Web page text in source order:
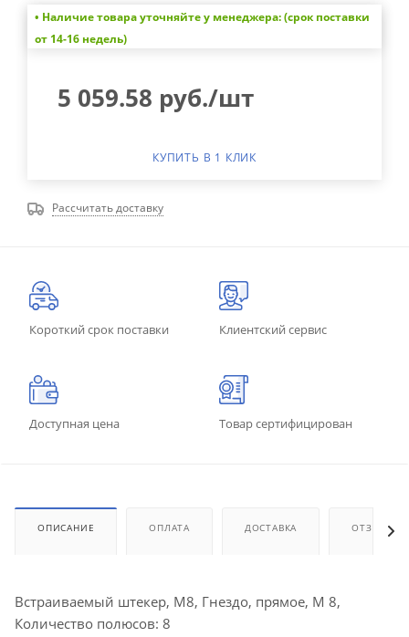
• Наличие товара уточняйте у менеджера: (срок поставки
от 14-16 недель)
5 059.58 руб./шт
КУПИТЬ В 1 КЛИК
Рассчитать доставку
Короткий срок поставки Клиентский сервис
Доступная цена Товар сертифицирован
ОПИСАНИЕ ОПЛАТА ДОСТАВКА ОТЗЫВЫ
Встраиваемый штекер, M8, Гнездо, прямое, M 8,
Количество полюсов: 8